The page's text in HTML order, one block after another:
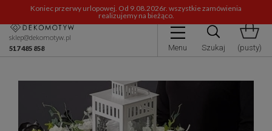
Koniec przerwy urlopowej. Od 9.08.2026r. wszystkie zamówienia
realizujemy na bieżąco.
Menu Szukaj (pusty)
sklep@dekomotyw.pl
517 485 858